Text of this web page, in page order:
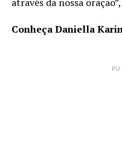
Conheça Daniella